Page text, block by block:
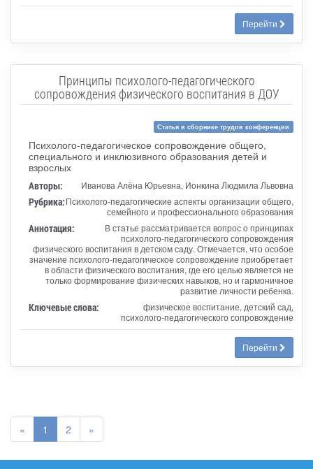
Перейти
Принципы психолого-педагогического
сопровождения физического воспитания в ДОУ
Статья в сборнике трудов конференции
Психолого-педагогическое сопровождение общего,
специального и инклюзивного образования детей и
взрослых
Авторы: Иванова Алёна Юрьевна, Ионкина Людмила Львовна
Рубрика:Психолого-педагогические аспекты организации общего,
семейного и профессионального образования
Аннотация:
В статье рассматривается вопрос о принципах
психолого-педагогического сопровождения
физического воспитания в детском саду. Отмечается, что особое
значение психолого-педагогическое сопровождение приобретает
в области физического воспитания, где его целью является не
только формирование физических навыков, но и гармоничное
развитие личности ребенка.
Ключевые слова:
физическое воспитание, детский сад,
психолого-педагогического сопровождение
Перейти
« 1 2 »